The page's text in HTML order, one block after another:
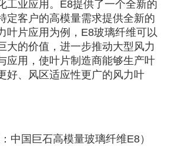
工业应用。E8提供了一个全新的
定客户的高模量需求提供全新的
叶片应用为例，E8玻璃纤维可以
大的价值，进一步推动大型风力
应用，使叶片制造商能够生产叶
好、风区适应性更广的风力叶
：中国巨石高模量玻璃纤维E8）